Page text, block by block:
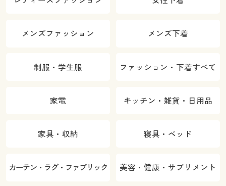
メンズファッション メンズ下着
制服・学生服 ファッション・下着すべて
家電 キッチン・雑貨・日用品
家具・収納 寝具・ベッド
カーテン・ラグ・ファブリック 美容・健康・サプリメント